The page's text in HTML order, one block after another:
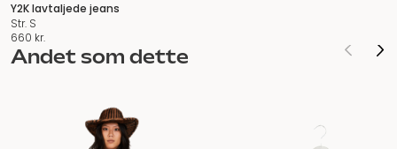
Y2K lavtaljede jeans
Str. S
660 kr.
Andet som dette